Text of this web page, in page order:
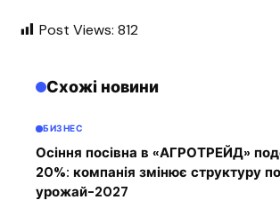
Post Views: 812
Схожі новини
БИЗНЕС
Осіння посівна в «АГРОТРЕЙД»
20%: компанія змінює структуру
урожай-2027